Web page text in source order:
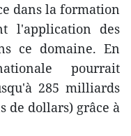
dans la formation
l'application des
ce domaine. En
pourrait
285 milliards
de dollars) grâce à